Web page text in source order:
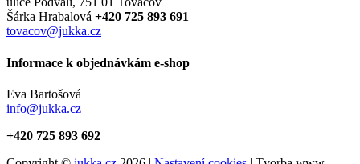
Šárka Hrabalová +420 725 893 691
tovacov@jukka.cz
Informace k objednávkám e-shop
Eva Bartošová
info@jukka.cz
+420 725 893 692